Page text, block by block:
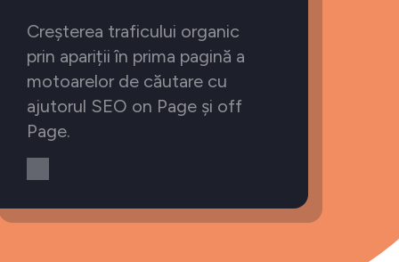
Creșterea traficului organic
prin apariții în prima pagină a
motoarelor de căutare cu
ajutorul SEO on Page și off
Page.